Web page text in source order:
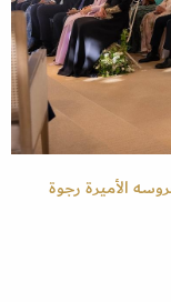
الأميرة رجوة